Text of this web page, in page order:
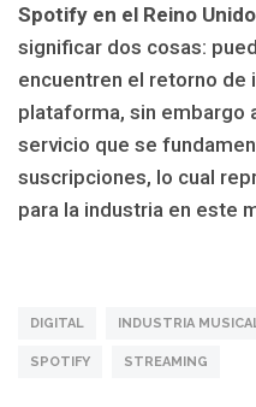
Spotify en el Reino Unido
significar dos cosas:
encuentren el retorno de
plataforma, sin embargo
servicio que se
suscripciones, lo cual
para la industria en este
DIGITAL INDUSTRIA
SPOTIFY STREAMING